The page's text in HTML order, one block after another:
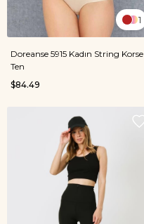
1
Doreanse 5915 Kadın String Korse
Ten
$84.49